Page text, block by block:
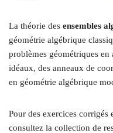
La théorie des ensembles
géométrie algébrique
problèmes géométriques
idéaux, des anneaux de
en géométrie algébrique
Pour des exercices corrigés
consultez la collection de